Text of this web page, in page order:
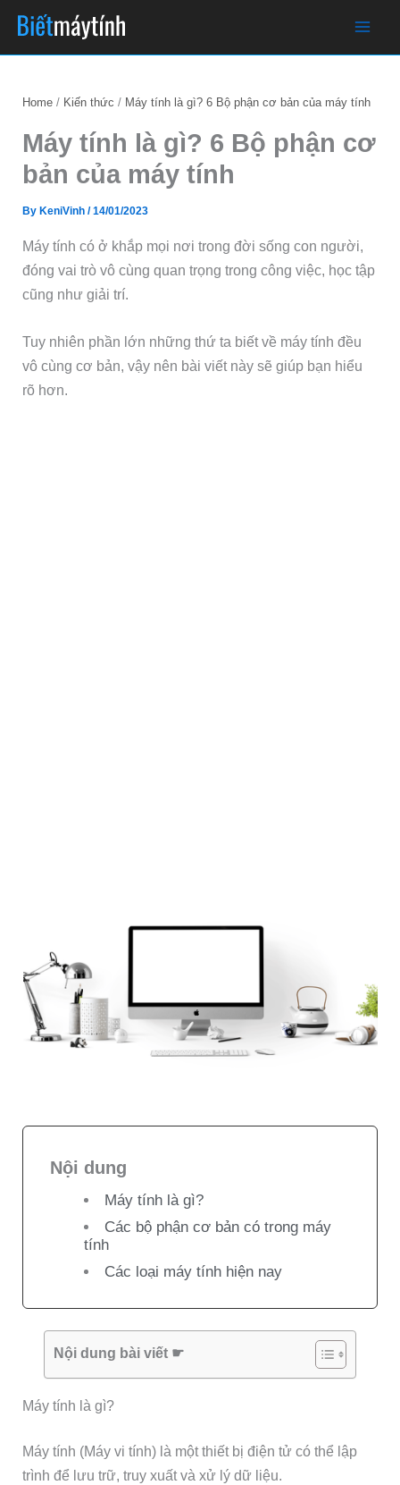
content
Home Kiến thức Máy tính là gì? 6 Bộ phận cơ bản của máy tính
Máy tính là gì? 6 Bộ phận cơ
bản của máy tính
By KeniVinh/14/01/2023
Máy tính có ở khắp mọi nơi trong đời sống con người,
đóng vai trò vô cùng quan trọng trong công việc, học tập
cũng như giải trí.
Tuy nhiên phần lớn những thứ ta biết về máy tính đều
vô cùng cơ bản, vậy nên bài viết này sẽ giúp bạn hiểu
rõ hơn.
Nội dung
Máy tính là gì?
Các bộ phận cơ bản có trong máy
tính
Các loại máy tính hiện nay
Nội dung bài viết ☛
Máy tính là gì?
Máy tính (Máy vi tính) là một thiết bị điện tử có thể lập
trình để lưu trữ, truy xuất và xử lý dữ liệu.